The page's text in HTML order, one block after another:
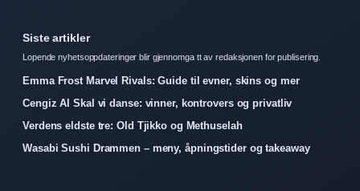
Siste artikler
Lopende nyhetsoppdateringer blir gjennomga tt av redaksjonen for publisering.
Emma Frost Marvel Rivals: Guide til evner, skins og mer
Cengiz Al Skal vi danse: vinner, kontrovers og privatliv
Verdens eldste tre: Old Tjikko og Methuselah
Wasabi Sushi Drammen – meny, åpningstider og takeaway